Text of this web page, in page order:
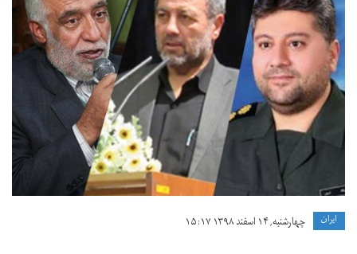
ايران چهارشنبه, ۱۴ اسفند ۱۳۹۸ ۱۵:۱۷